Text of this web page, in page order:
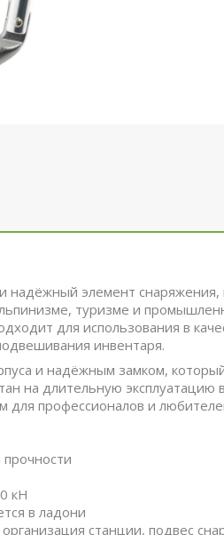
надёжный элемент снаряжения,
туризме и
для использования в
инвентаря.
и надёжным замком,
на длительную эксплуатацию
профессионалов и
кН
в ладони
станции, подвес